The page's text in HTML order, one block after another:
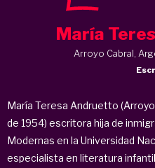
María
Arroyo Cabral,
María Teresa Andruetto
de 1954) escritora hija de
Modernas en la Universidad
especialista en literatura